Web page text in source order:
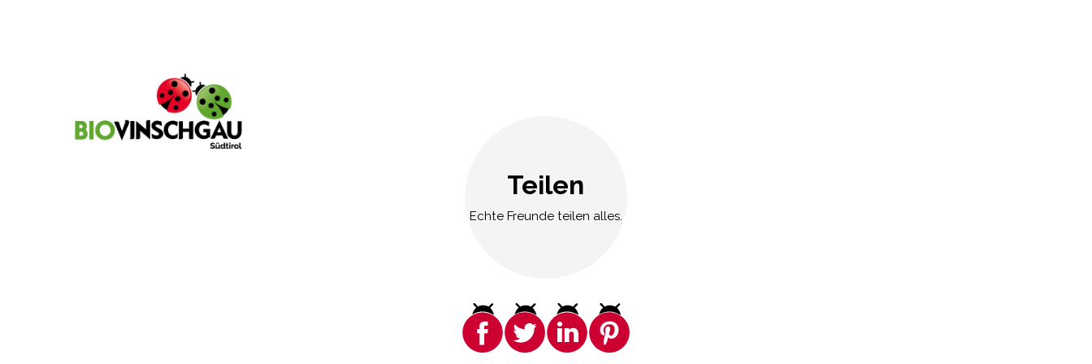
Teilen
Echte Freunde teilen alles.